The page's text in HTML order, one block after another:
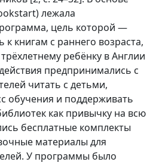
лежала
цель которой —
книгам с раннего возраста,
ребёнку в Англии
предпринимались с
читать с детьми,
обучения и поддерживать
как привычку на всю
бесплатные комплекты
материалы для
У программы было